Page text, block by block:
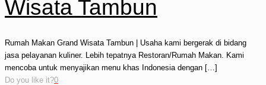
Wisata Tambun
Rumah Makan Grand Wisata Tambun | Usaha kami bergerak di bidang
jasa pelayanan kuliner. Lebih tepatnya Restoran/Rumah Makan. Kami
mencoba untuk menyajikan menu khas Indonesia dengan […]
Do you like it?0